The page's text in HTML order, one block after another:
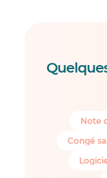
Note
Congé